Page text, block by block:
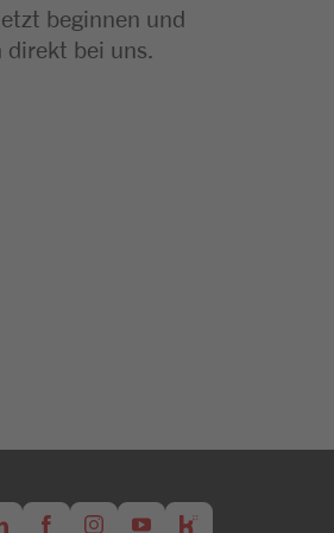
beginnen und
bei uns.